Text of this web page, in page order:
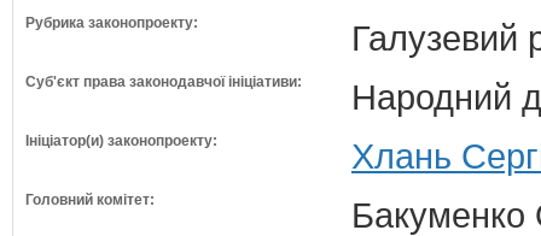
Рубрика законопроекту: Галузевий
Суб'єкт права законодавчої ініціативи: Народний
Ініціатор(и) законопроекту: Хлань
Головний комітет:
Бакуменко